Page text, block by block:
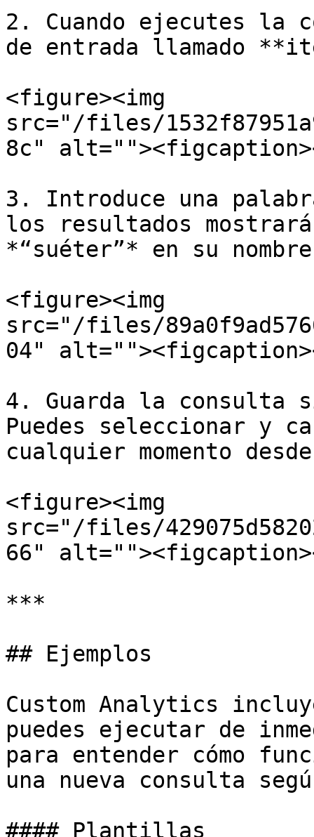
2. Cuando ejecutes la
de entrada llamado
<figure><img
src="/files/
8c"
3. Introduce una
los resultados
*“suéter”* en su
<figure><img
src="/files/
04"
4. Guarda la consulta
Puedes seleccionar y
cualquier momento
<figure><img
src="/files/
66"
***
## Ejemplos
Custom Analytics
puedes ejecutar de
para entender cómo
una nueva consulta
#### Plantillas